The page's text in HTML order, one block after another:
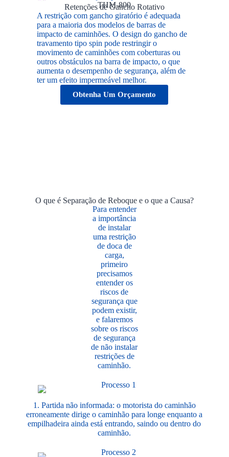
THM-800
Retenções de Gancho Rotativo
A restrição com gancho giratório é adequada
para a maioria dos modelos de barras de
impacto de caminhões. O design do gancho de
travamento tipo spin pode restringir o
movimento de caminhões com coberturas ou
outros obstáculos na barra de impacto, o que
aumenta o desempenho de segurança, além de
ter um efeito impermeável melhor.
Obtenha Um Orçamento
O que é Separação de Reboque e o que a Causa?
Para entender
a importância
de instalar
uma restrição
de doca de
carga,
primeiro
precisamos
entender os
riscos de
segurança que
podem existir,
e falaremos
sobre os riscos
de segurança
de não instalar
restrições de
caminhão.
1. Partida não informada: o motorista do caminhão
erroneamente dirige o caminhão para longe enquanto a
empilhadeira ainda está entrando, saindo ou dentro do
caminhão.